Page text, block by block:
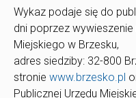
Wykaz podaje się do
dni poprzez
Miejskiego w Brzesku,
adres siedziby: 32-800
stronie www.brzesko.pl
Publicznej Urzędu